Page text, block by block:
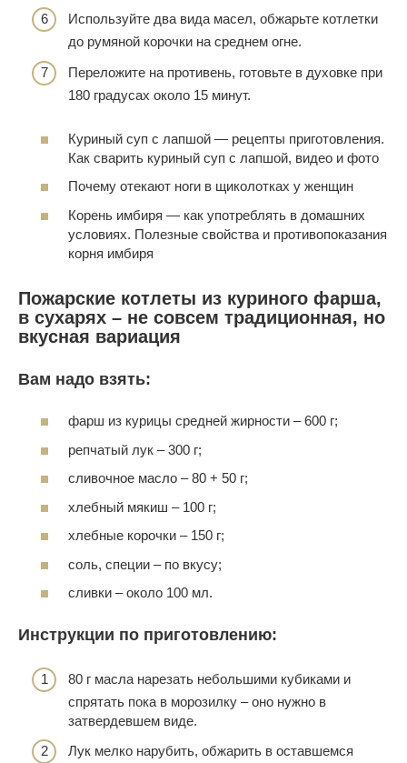
Используйте два вида масел, обжарьте котлетки
до румяной корочки на среднем огне.
Переложите на противень, готовьте в духовке при
180 градусах около 15 минут.
Куриный суп с лапшой — рецепты приготовления.
Как сварить куриный суп с лапшой, видео и фото
Почему отекают ноги в щиколотках у женщин
Корень имбиря — как употреблять в домашних
условиях. Полезные свойства и противопоказания
корня имбиря
Пожарские котлеты из куриного фарша,
в сухарях – не совсем традиционная, но
вкусная вариация
Вам надо взять:
фарш из курицы средней жирности – 600 г;
репчатый лук – 300 г;
сливочное масло – 80 + 50 г;
хлебный мякиш – 100 г;
хлебные корочки – 150 г;
соль, специи – по вкусу;
сливки – около 100 мл.
Инструкции по приготовлению:
80 г масла нарезать небольшими кубиками и
спрятать пока в морозилку – оно нужно в
затвердевшем виде.
Лук мелко нарубить, обжарить в оставшемся